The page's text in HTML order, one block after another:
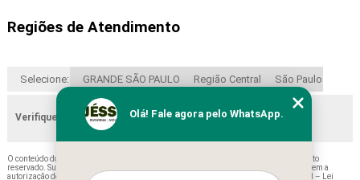
Regiões de Atendimento
Selecione: GRANDE SÃO PAULO Região Central São Paulo
Verifique as regiões que atendemos
O conteúdo do texto "
" é de direito
reservado. Sua reprodução, parcial ou total, mesmo citando nossos links, é proibida sem a
autorização do autor. Crime de violação de direito autoral – artigo 184 do Código Penal –
Lei
Olá! Fale agora pelo WhatsApp.